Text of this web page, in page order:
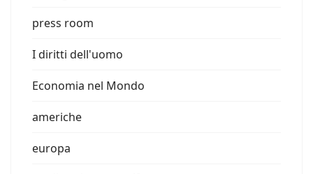
press room
I diritti dell'uomo
Economia nel Mondo
americhe
europa